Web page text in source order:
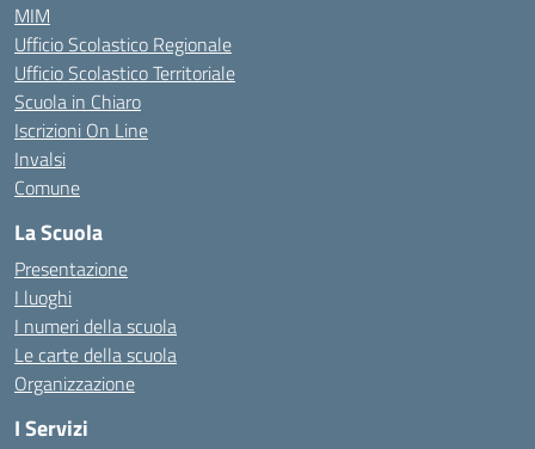
MIM
Ufficio Scolastico Regionale
Ufficio Scolastico Territoriale
Scuola in Chiaro
Iscrizioni On Line
Invalsi
Comune
La Scuola
Presentazione
I luoghi
I numeri della scuola
Le carte della scuola
Organizzazione
I Servizi